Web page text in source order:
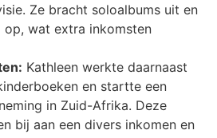
Ze bracht soloalbums uit en
wat extra inkomsten
Kathleen werkte daarnaast
en startte een
in Zuid-Afrika. Deze
bij aan een divers inkomen en